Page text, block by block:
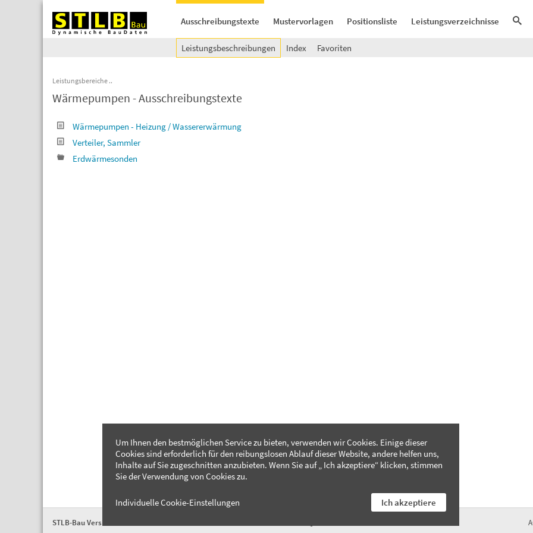
Ausschreibungstexte Mustervorlagen Positionsliste Leistungsverzeichnisse
Leistungsbeschreibungen Index Favoriten
Leistungsbereiche
Wärmepumpen - Ausschreibungstexte
Wärmepumpen - Heizung / Wassererwärmung
Verteiler, Sammler
Erdwärmesonden
STLB-Bau Version 2026-04
Um Ihnen den bestmöglichen Service zu bieten, verwenden wir Cookies. Einige dieser
Cookies sind erforderlich für den reibungslosen Ablauf dieser Website, andere helfen uns,
Inhalte auf Sie zugeschnitten anzubieten. Wenn Sie auf „ Ich akzeptiere“ klicken, stimmen
Sie der Verwendung von Cookies zu.
Individuelle Cookie-Einstellungen Ich akzeptiere